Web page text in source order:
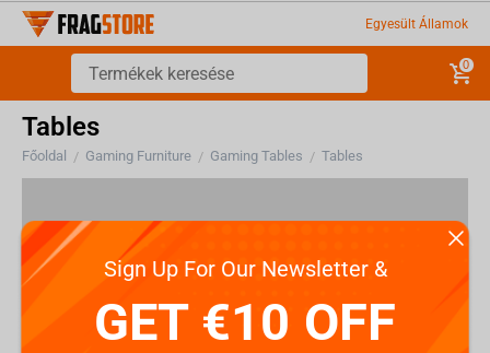
Egyesült Államok
0
Tables
Főoldal / Gaming Furniture / Gaming Tables / Tables
Ebben a részben nincsenek termékek
Sign Up For Our Newsletter &
GET €10 OFF